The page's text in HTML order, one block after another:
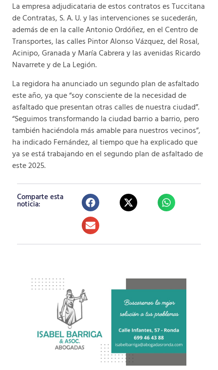
La empresa adjudicataria de estos contratos es Tuccitana
de Contratas, S. A. U. y las intervenciones se sucederán,
además de en la calle Antonio Ordóñez, en el Centro de
Transportes, las calles Pintor Alonso Vázquez, del Rosal,
Acinipo, Granada y María Cabrera y las avenidas Ricardo
Navarrete y de La Legión.
La regidora ha anunciado un segundo plan de asfaltado
este año, ya que “soy consciente de la necesidad de
asfaltado que presentan otras calles de nuestra ciudad”.
“Seguimos transformando la ciudad barrio a barrio, pero
también haciéndola más amable para nuestros vecinos”,
ha indicado Fernández, al tiempo que ha explicado que
ya se está trabajando en el segundo plan de asfaltado de
este 2025.
Comparte esta
noticia: